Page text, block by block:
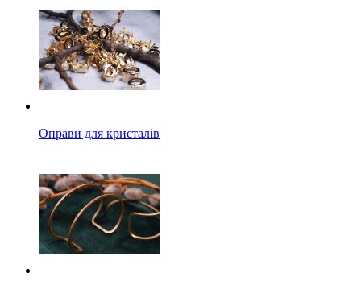
Оправи для кристалів